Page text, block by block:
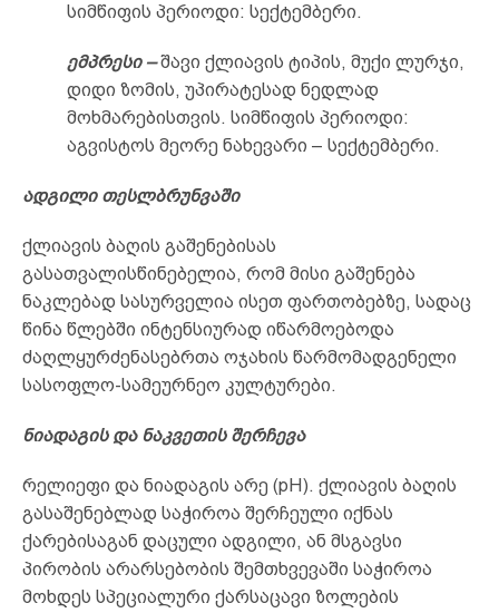
სიმწიფის პერიოდი: სექტემბერი.
ემპრესი –შავი ქლიავის ტიპის, მუქი ლურჯი,
დიდი ზომის, უპირატესად ნედლად
მოხმარებისთვის. სიმწიფის პერიოდი:
აგვისტოს მეორე ნახევარი – სექტემბერი.
ადგილი თესლბრუნვაში
ქლიავის ბაღის გაშენებისას
გასათვალისწინებელია, რომ მისი გაშენება
ნაკლებად სასურველია ისეთ ფართობებზე, სადაც
წინა წლებში ინტენსიურად იწარმოებოდა
ძაღლყურძენასებრთა ოჯახის წარმომადგენელი
სასოფლო-სამეურნეო კულტურები.
ნიადაგის და ნაკვეთის შერჩევა
რელიეფი და ნიადაგის არე (pH). ქლიავის ბაღის
გასაშენებლად საჭიროა შერჩეული იქნას
ქარებისაგან დაცული ადგილი, ან მსგავსი
პირობის არარსებობის შემთხვევაში საჭიროა
მოხდეს სპეციალური ქარსაცავი ზოლების